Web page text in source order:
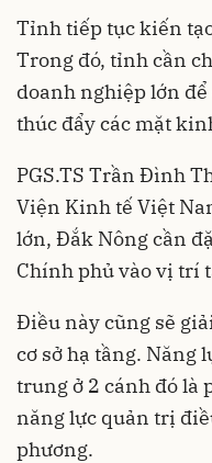
Tỉnh tiếp tục kiến
Trong đó, tỉnh cần
doanh nghiệp lớn
thúc đẩy các mặt
PGS.TS Trần Đình
Viện Kinh tế Việt
lớn, Đắk Nông cần
Chính phủ vào vị trí
Điều này cũng sẽ
cơ sở hạ tầng. Năng
trung ở 2 cánh đó là
năng lực quản trị
phương.